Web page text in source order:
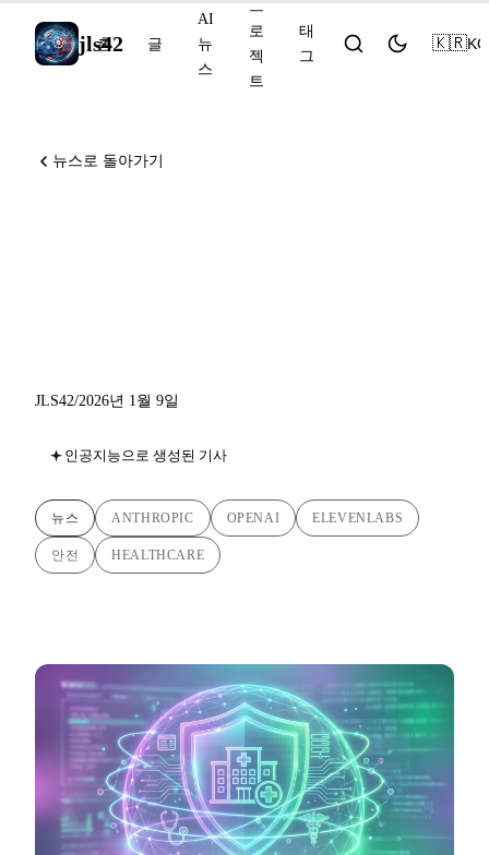
jls42
홈 글
AI
뉴
스
프
로
젝
트
태
그
🇰🇷KO
뉴스로 돌아가기
JLS42/2026년 1월 9일
인공지능으로 생성된 기사
뉴스 ANTHROPIC OPENAI ELEVENLABS
안전 HEALTHCARE